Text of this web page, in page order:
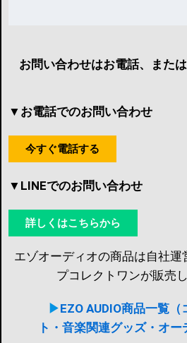
お問い合わせはお電話、また
▼お電話でのお問い合わせ
今すぐ電話する
▼LINEでのお問い合わせ
詳しくはこちらから
エゾオーディオの商品は自社運
プコレクトワンが販売
▶︎EZO AUDIO商品一覧
ト・音楽関連グッズ・オ